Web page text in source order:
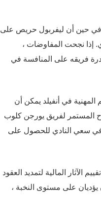
في حين أن ليفربول حريص على
إذا نجحت المفاوضات ،
فريقه على المنافسة في
المهنية في أنفيلد يمكن أن
المستمر لفريق يورجن كلوب
في سعي النادي للحصول على
الآثار المالية لتمديد العقود
يؤديان على مستوى النخبة ،